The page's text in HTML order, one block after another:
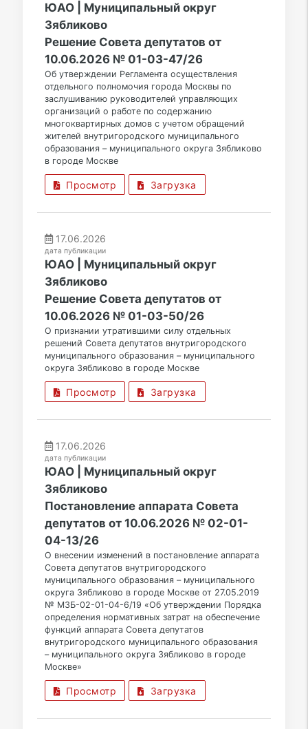
ЮАО | Муниципальный округ
Зябликово
Решение Совета депутатов от
10.06.2026 № 01-03-47/26
Об утверждении Регламента осуществления
отдельного полномочия города Москвы по
заслушиванию руководителей управляющих
организаций о работе по содержанию
многоквартирных домов с учетом обращений
жителей внутригородского муниципального
образования – муниципального округа Зябликово
в городе Москве
Просмотр Загрузка
17.06.2026
дата публикации
ЮАО | Муниципальный округ
Зябликово
Решение Совета депутатов от
10.06.2026 № 01-03-50/26
О признании утратившими силу отдельных
решений Совета депутатов внутригородского
муниципального образования – муниципального
округа Зябликово в городе Москве
Просмотр Загрузка
17.06.2026
дата публикации
ЮАО | Муниципальный округ
Зябликово
Постановление аппарата Совета
депутатов от 10.06.2026 № 02-01-
04-13/26
О внесении изменений в постановление аппарата
Совета депутатов внутригородского
муниципального образования – муниципального
округа Зябликово в городе Москве от 27.05.2019
№ МЗБ-02-01-04-6/19 «Об утверждении Порядка
определения нормативных затрат на обеспечение
функций аппарата Совета депутатов
внутригородского муниципального образования
– муниципального округа Зябликово в городе
Москве»
Просмотр Загрузка